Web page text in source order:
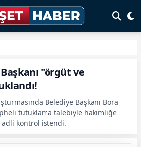
"örgüt ve
Belediye Başkanı Bora
tutuklama talebiyle hakimliğe
kontrol istendi.